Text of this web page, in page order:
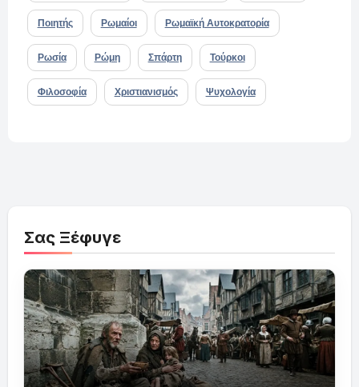
Ποιητής Ρωμαίοι Ρωμαϊκή Αυτοκρατορία
Ρωσία Ρώμη Σπάρτη Τούρκοι
Φιλοσοφία Χριστιανισμός Ψυχολογία
Σας Ξέφυγε